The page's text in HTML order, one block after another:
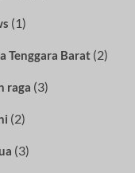
(1)
Tenggara Barat(2)
raga (3)
(2)
(3)